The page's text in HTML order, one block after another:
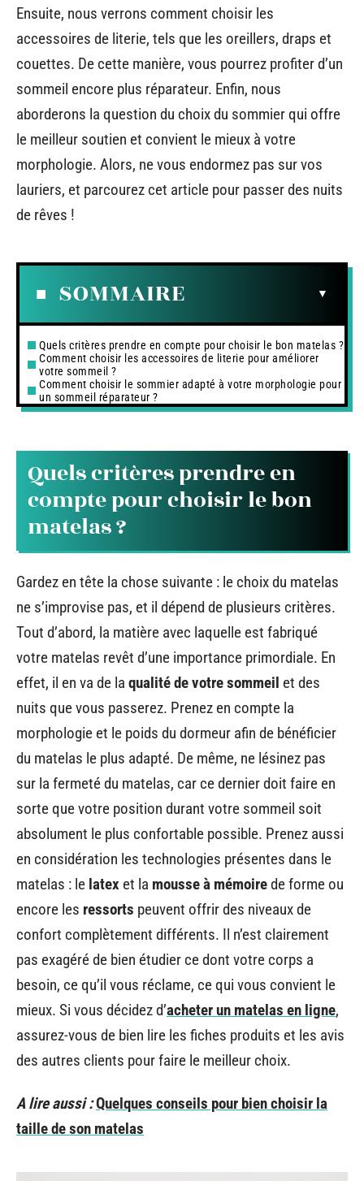
Ensuite, nous verrons comment choisir les
accessoires de literie, tels que les oreillers, draps et
couettes. De cette manière, vous pourrez profiter d’un
sommeil encore plus réparateur. Enfin, nous
aborderons la question du choix du sommier qui offre
le meilleur soutien et convient le mieux à votre
morphologie. Alors, ne vous endormez pas sur vos
lauriers, et parcourez cet article pour passer des nuits
de rêves !
SOMMAIRE
Quels critères prendre en compte pour choisir le bon matelas ?
Comment choisir les accessoires de literie pour améliorer
votre sommeil ?
Comment choisir le sommier adapté à votre morphologie pour
un sommeil réparateur ?
Quels critères prendre en
compte pour choisir le bon
matelas ?
Gardez en tête la chose suivante : le choix du matelas
ne s’improvise pas, et il dépend de plusieurs critères.
Tout d’abord, la matière avec laquelle est fabriqué
votre matelas revêt d’une importance primordiale. En
effet, il en va de la qualité de votre sommeil et des
nuits que vous passerez. Prenez en compte la
morphologie et le poids du dormeur afin de bénéficier
du matelas le plus adapté. De même, ne lésinez pas
sur la fermeté du matelas, car ce dernier doit faire en
sorte que votre position durant votre sommeil soit
absolument le plus confortable possible. Prenez aussi
en considération les technologies présentes dans le
matelas : le latex et la mousse à mémoirede forme ou
encore les ressorts peuvent offrir des niveaux de
confort complètement différents. Il n’est clairement
pas exagéré de bien étudier ce dont votre corps a
besoin, ce qu’il vous réclame, ce qui vous convient le
mieux. Si vous décidez d’acheter un matelas en ligne,
assurez-vous de bien lire les fiches produits et les avis
des autres clients pour faire le meilleur choix.
A lire aussi :Quelques conseils pour bien choisir la
taille de son matelas